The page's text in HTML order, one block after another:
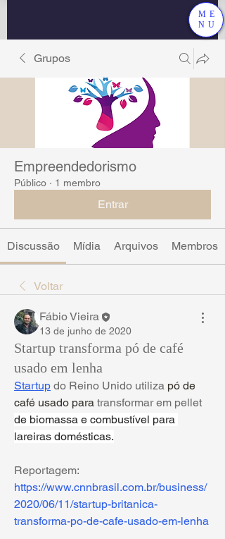
ME
NU
Grupos
Empreendedorismo
Público · 1 membro
Entrar
Discussão Mídia Arquivos Membros
Voltar
Fábio Vieira
13 de junho de 2020
Startup transforma pó de café
usado em lenha
Startup do Reino Unido utiliza pó de
café usado para
de biomassa e combustível para
lareiras domésticas.
https://www.cnnbrasil.com.br/business/
2020/06/11/startup-britanica-
transforma-po-de-cafe-usado-em-lenha